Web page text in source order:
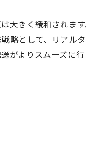
大きく緩和されます
略として、リアル
がよりスムーズに